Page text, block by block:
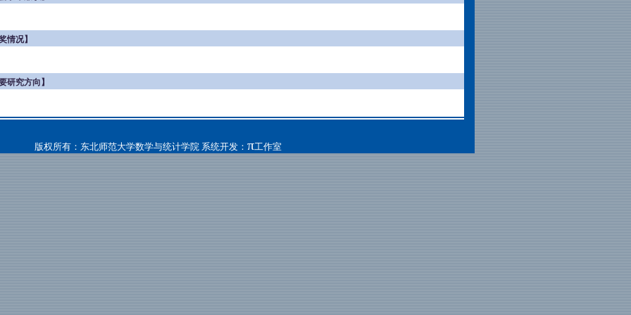
情况】
研究方向】
版权所有：东北师范大学数学与统计学院 系统开发： π工作室